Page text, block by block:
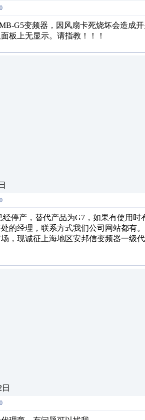
G5变频器，因风扇卡死烧坏会造成
板上无显示。请指教！！！
经停产，替代产品为G7，如果有使用
的经理，联系方式我们公司网站都有。
，现诚征上海地区安邦信变频器一级